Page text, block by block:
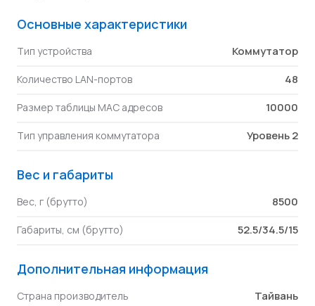
Основные характеристики
Тип устройства Коммутатор
Количество LAN-портов 48
Размер таблицы MAC адресов 10000
Тип управления коммутатора Уровень 2
Вес и габариты
Вес, г (брутто) 8500
Габариты, см (брутто) 52.5/34.5/15
Дополнительная информация
Страна производитель Тайвань